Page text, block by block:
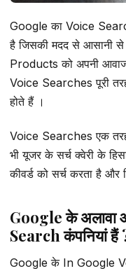
Google का Voice
है जिसकी मदद से आसानी
Products को अपनी
Voice Searches पूरी
होते हैं ।
Voice Searches एक
भी यूजर के सर्च क्वेरी के
कीवर्ड को सर्च करता है
Google के अलावा
Search कंपनियां हैं
Google के In Google